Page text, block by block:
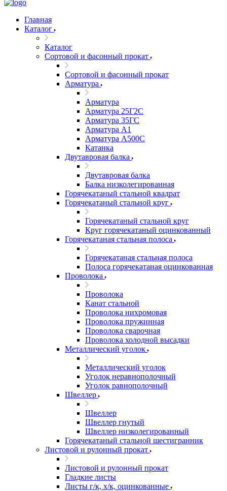
Главная
Каталог
Каталог
Сортовой и фасонный прокат
Сортовой и фасонный прокат
Арматура
Арматура
Арматура 25Г2С
Арматура 35ГС
Арматура А1
Арматура А500С
Катанка
Двутавровая балка
Двутавровая балка
Балка низколегированная
Горячекатаный стальной квадрат
Горячекатаный стальной круг
Горячекатаный стальной круг
Круг горячекатаный оцинкованный
Горячекатаная стальная полоса
Горячекатаная стальная полоса
Полоса горячекатаная оцинкованная
Проволока
Проволока
Канат стальной
Проволока нихромовая
Проволока пружинная
Проволока сварочная
Проволока холодной высадки
Металлический уголок
Металлический уголок
Уголок неравнополочный
Уголок равнополочный
Швеллер
Швеллер
Швеллер гнутый
Швеллер низколегированный
Горячекатаный стальной шестигранник
Листовой и рулонный прокат
Листовой и рулонный прокат
Гладкие листы
Листы г/к, х/к, оцинкованные